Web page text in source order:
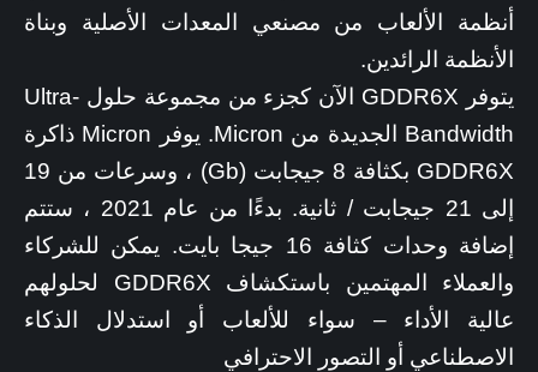
أنظمة الألعاب من مصنعي المعدات الأصلية وبناة
الأنظمة الرائدين.
يتوفر GDDR6X الآن كجزء من مجموعة حلول Ultra-
Bandwidth الجديدة من Micron. يوفر Micron ذاكرة
GDDR6X بكثافة 8 جيجابت (Gb) ، وسرعات من 19
إلى 21 جيجابت / ثانية. بدءًا من عام 2021 ، ستتم
إضافة وحدات كثافة 16 جيجا بايت. يمكن للشركاء
والعملاء المهتمين باستكشاف GDDR6X لحلولهم
عالية الأداء – سواء للألعاب أو استدلال الذكاء
الاصطناعي أو التصور الاحترافي